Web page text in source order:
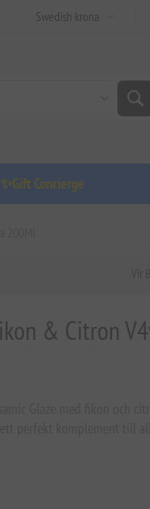
✨Gift Concierge
& Citron